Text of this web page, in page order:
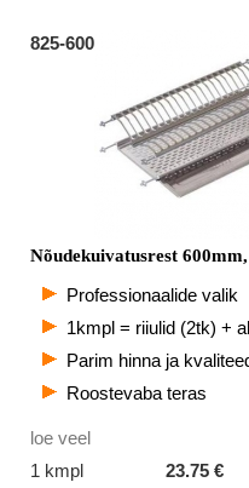
825-600
Nõudekuivatusrest
Professionaalide valik
1kmpl = riiulid (2tk) +
Parim hinna ja
Roostevaba teras
loe veel
1 kmpl
23.75 €